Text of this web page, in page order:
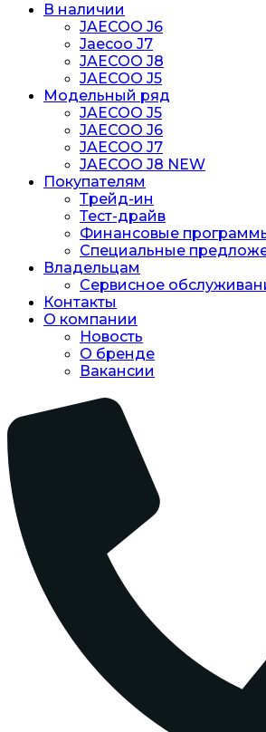
В наличии
JAECOO J6
Jaecoo J7
JAECOO J8
JAECOO J5
Модельный ряд
JAECOO J5
JAECOO J6
JAECOO J7
JAECOO J8 NEW
Покупателям
Трейд-ин
Тест-драйв
Финансовые
Специальные
Владельцам
Сервисное
Контакты
О компании
Новость
O бренде
Вакансии